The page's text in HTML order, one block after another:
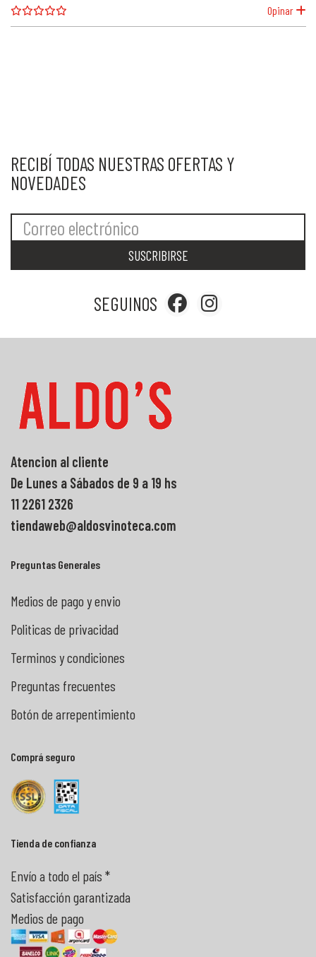
Opinar
RECIBÍ TODAS NUESTRAS OFERTAS Y
NOVEDADES
SUSCRIBIRSE
SEGUINOS
Atencion al cliente
De Lunes a Sábados de 9 a 19 hs
11 2261 2326
tiendaweb@aldosvinoteca.com
Preguntas Generales
Medios de pago y envio
Politicas de privacidad
Terminos y condiciones
Preguntas frecuentes
Botón de arrepentimiento
Comprá seguro
Tienda de confianza
Envío a todo el país *
Satisfacción garantizada
Medios de pago